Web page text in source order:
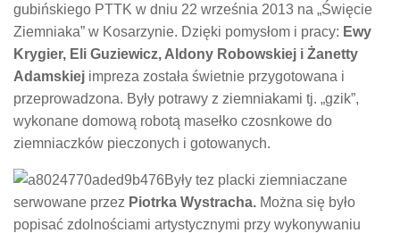
gubińskiego PTTK w dniu 22 września 2013 na „Święcie
Ziemniaka” w Kosarzynie. Dzięki pomysłom i pracy: Ewy
Krygier, Eli Guziewicz, Aldony Robowskiej i Żanetty
Adamskiej impreza została świetnie przygotowana i
przeprowadzona. Były potrawy z ziemniakami tj. „gzik”,
wykonane domową robotą masełko czosnkowe do
ziemniaczków pieczonych i gotowanych.
Były tez placki ziemniaczane
serwowane przez Piotrka Wystracha. Można się było
popisać zdolnościami artystycznymi przy wykonywaniu